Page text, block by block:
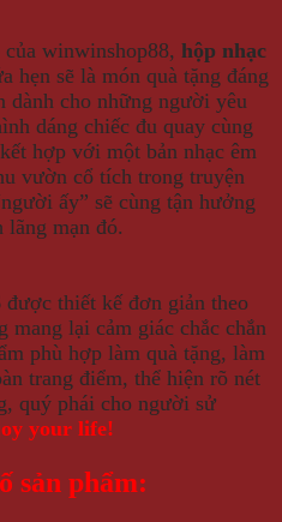
winwinshop88, hộp nhạc
hẹn sẽ là món quà tặng đáng
dành cho những người yêu
dáng chiếc đu quay cùng
hợp với một bản nhạc êm
vườn cổ tích trong truyện
ấy” sẽ cùng tận hưởng
lãng mạn đó.
được thiết kế đơn giản theo
mang lại cảm giác chắc chắn
phù hợp làm quà tặng, làm
trang điểm, thể hiện rõ nét
quý phái cho người sử
your life!
sản phẩm: